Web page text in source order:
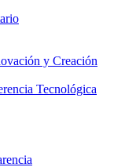
y Creación
Tecnológica